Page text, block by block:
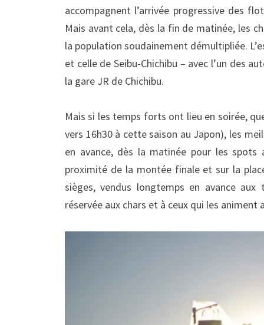
accompagnent l’arrivée progressive des
Mais avant cela, dès la fin de matinée, les
la population soudainement démultipliée.
et celle de Seibu-Chichibu – avec l’un des
la gare JR de Chichibu.
Mais si les temps forts ont lieu en soirée,
vers 16h30 à cette saison au Japon), les
en avance, dès la matinée pour les
proximité de la montée finale et sur la
sièges, vendus longtemps en avance
réservée aux chars et à ceux qui les animent